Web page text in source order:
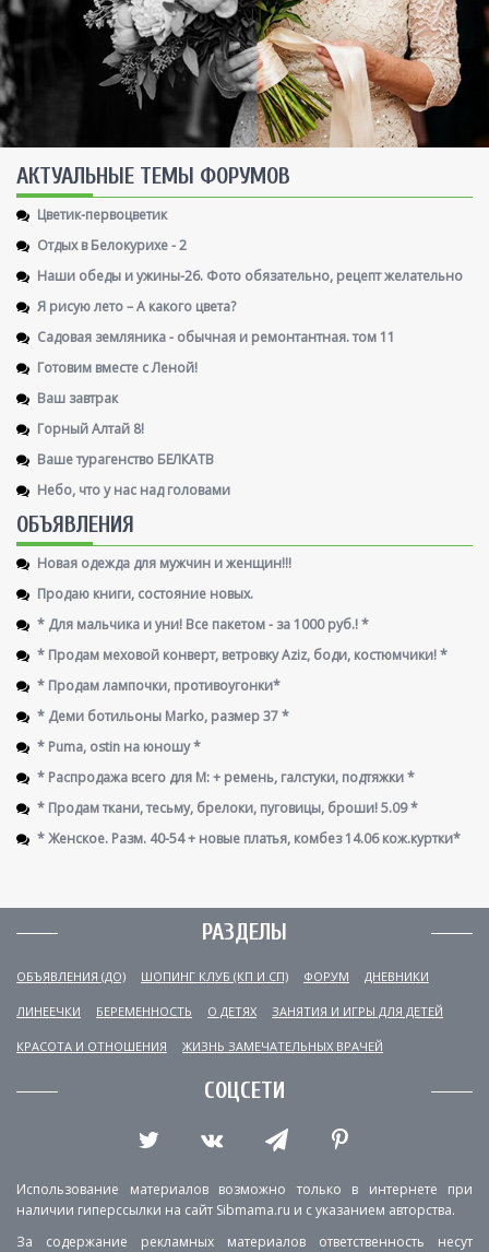
AКТУАЛЬНЫЕ ТЕМЫ ФОРУМОВ
Цветик-первоцветик
Отдых в Белокурихе - 2
Наши обеды и ужины-26. Фото обязательно, рецепт желательно
Я рисую лето – А какого цвета?
Садовая земляника - обычная и ремонтантная. том 11
Готовим вместе с Леной!
Ваш завтрак
Горный Алтай 8!
Ваше турагенство БЕЛКАТВ
Небо, что у нас над головами
ОБЪЯВЛЕНИЯ
Новая одежда для мужчин и женщин!!!
Продаю книги, состояние новых.
* Для мальчика и уни! Все пакетом - за 1000 руб.! *
* Продам меховой конверт, ветровку Aziz, боди, костюмчики! *
* Продам лампочки, противоугонки*
* Деми ботильоны Marko, размер 37 *
* Puma, ostin на юношу *
* Распродажа всего для М: + ремень, галстуки, подтяжки *
* Продам ткани, тесьму, брелоки, пуговицы, броши! 5.09 *
* Женское. Разм. 40-54 + новые платья, комбез 14.06 кож.куртки*
РАЗДЕЛЫ
ОБЪЯВЛЕНИЯ (ДО) ШОПИНГ КЛУБ (КП И СП) ФОРУМ ДНЕВНИКИ
ЛИНЕЕЧКИ БЕРЕМЕННОСТЬ О ДЕТЯХ ЗАНЯТИЯ И ИГРЫ ДЛЯ ДЕТЕЙ
КРАСОТА И ОТНОШЕНИЯ ЖИЗНЬ ЗАМЕЧАТЕЛЬНЫХ ВРАЧЕЙ
СОЦСЕТИ
Использование материалов возможно только в интернете при
наличии гиперссылки на сайт Sibmama.ru и с указанием авторства.
За содержание рекламных материалов ответственность несут